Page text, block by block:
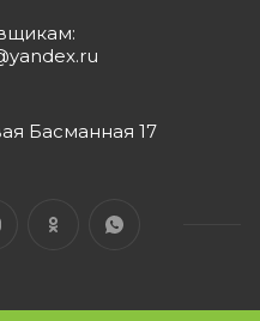
Басманная 17
- интернет-магазин